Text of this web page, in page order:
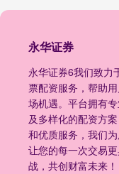
永华证券
永华证券6我们致力
票配资服务，帮助
场机遇。平台拥有
及多样化的配资方
和优质服务，我们
让您的每一次交易
战，共创财富未来！